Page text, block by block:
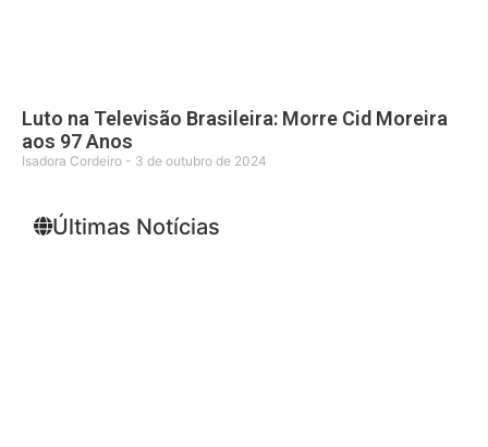
Luto na Televisão Brasileira: Morre Cid Moreira
aos 97 Anos
Isadora Cordeiro 3 de outubro de 2024
Últimas Notícias